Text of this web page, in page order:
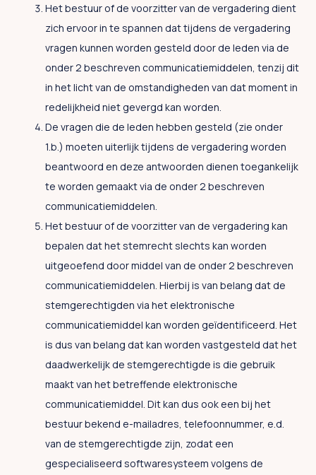
Het bestuur of de voorzitter van de vergadering dient
zich ervoor in te spannen dat tijdens de vergadering
vragen kunnen worden gesteld door de leden via de
onder 2 beschreven communicatiemiddelen, tenzij dit
in het licht van de omstandigheden van dat moment in
redelijkheid niet gevergd kan worden.
De vragen die de leden hebben gesteld (zie onder
1.b.) moeten uiterlijk tijdens de vergadering worden
beantwoord en deze antwoorden dienen toegankelijk
te worden gemaakt via de onder 2 beschreven
communicatiemiddelen.
Het bestuur of de voorzitter van de vergadering kan
bepalen dat het stemrecht slechts kan worden
uitgeoefend door middel van de onder 2 beschreven
communicatiemiddelen. Hierbij is van belang dat de
stemgerechtigden via het elektronische
communicatiemiddel kan worden geïdentificeerd. Het
is dus van belang dat kan worden vastgesteld dat het
daadwerkelijk de stemgerechtigde is die gebruik
maakt van het betreffende elektronische
communicatiemiddel. Dit kan dus ook een bij het
bestuur bekend e-mailadres, telefoonnummer, e.d.
van de stemgerechtigde zijn, zodat een
gespecialiseerd softwaresysteem volgens de